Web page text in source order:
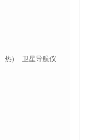
热)
卫星导航仪